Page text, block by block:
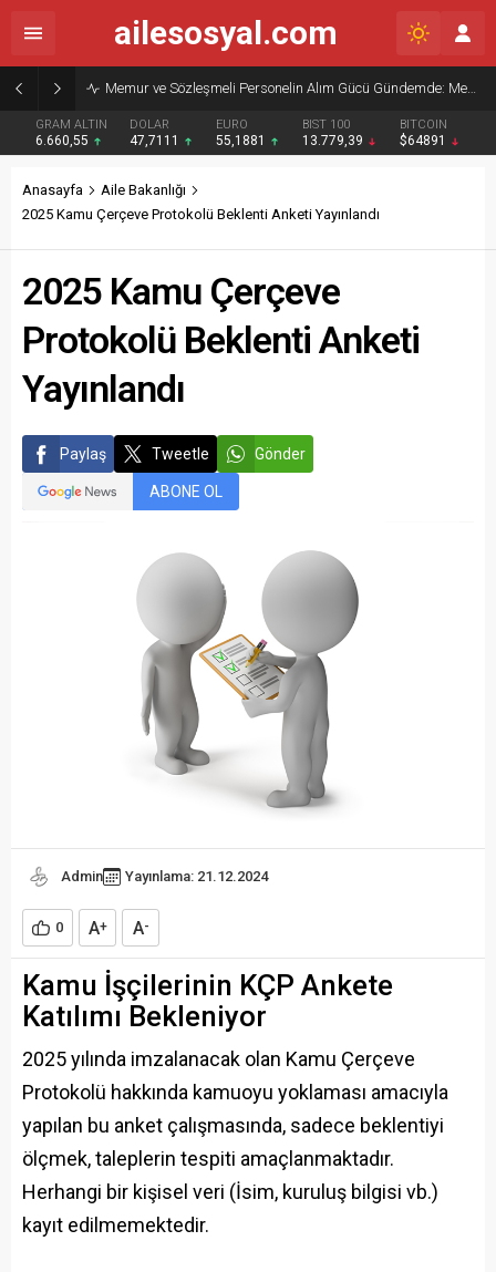
Memur ve Sözleşmeli Personelin Alım Gücü Gündemde: Memur-Sen’den Reform Çağrısı
GRAM ALTIN
6.660,55
DOLAR
47,7111
EURO
55,1881
BIST 100
13.779,39
BITCOIN
$64891
ailesosyal.com
Anasayfa
Aile Bakanlığı
2025 Kamu Çerçeve Protokolü Beklenti Anketi Yayınlandı
2025 Kamu Çerçeve
Protokolü Beklenti Anketi
Yayınlandı
Paylaş Tweetle Gönder
ABONE OL
Admin Yayınlama: 21.12.2024
0 A+ A-
Kamu İşçilerinin KÇP Ankete
Katılımı Bekleniyor
2025 yılında imzalanacak olan Kamu Çerçeve
Protokolü hakkında kamuoyu yoklaması amacıyla
yapılan bu anket çalışmasında, sadece beklentiyi
ölçmek, taleplerin tespiti amaçlanmaktadır.
Herhangi bir kişisel veri (İsim, kuruluş bilgisi vb.)
kayıt edilmemektedir.